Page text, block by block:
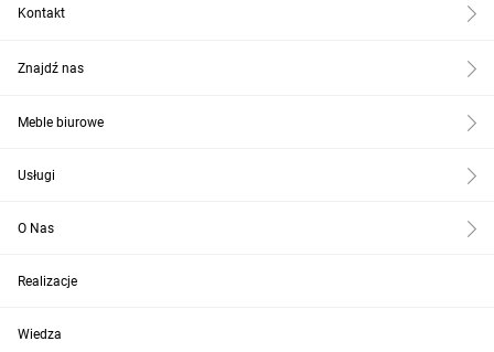
Kontakt
Znajdź nas
Meble biurowe
Usługi
O Nas
Realizacje
Wiedza